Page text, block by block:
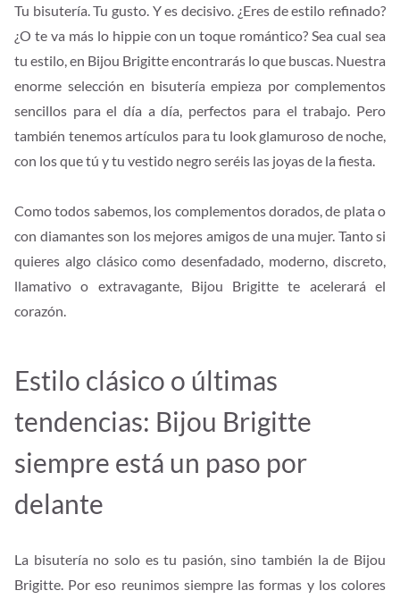
Tu bisutería. Tu gusto. Y es decisivo. ¿Eres de estilo refinado?
¿O te va más lo hippie con un toque romántico? Sea cual sea
tu estilo, en Bijou Brigitte encontrarás lo que buscas. Nuestra
enorme selección en bisutería empieza por complementos
sencillos para el día a día, perfectos para el trabajo. Pero
también tenemos artículos para tu look glamuroso de noche,
con los que tú y tu vestido negro seréis las joyas de la fiesta.
Como todos sabemos, los complementos dorados, de plata o
con diamantes son los mejores amigos de una mujer. Tanto si
quieres algo clásico como desenfadado, moderno, discreto,
llamativo o extravagante, Bijou Brigitte te acelerará el
corazón.
Estilo clásico o últimas
tendencias: Bijou Brigitte
siempre está un paso por
delante
La bisutería no solo es tu pasión, sino también la de Bijou
Brigitte. Por eso reunimos siempre las formas y los colores